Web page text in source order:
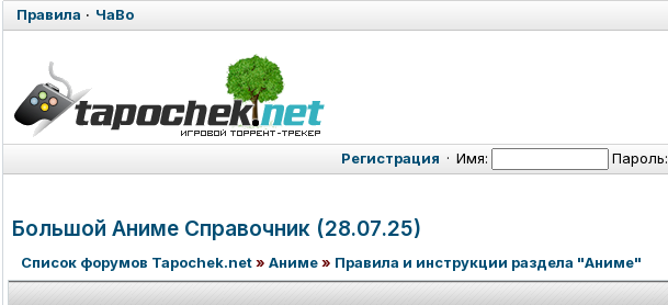
Правила · ЧаВо
Регистрация · Имя: Пароль:
Большой Аниме Справочник (28.07.25)
Список форумов Tapochek.net» Аниме» Правила и инструкции раздела "Аниме"